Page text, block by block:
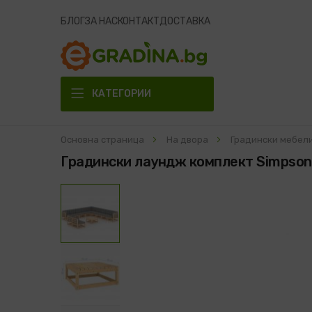
БЛОГЗА НАСКОНТАКТДОСТАВКА
КАТЕГОРИИ
Основна страница На двора Градински
Градински лаундж комплект Simpson
Преминете
края
на
галерията
изображенията